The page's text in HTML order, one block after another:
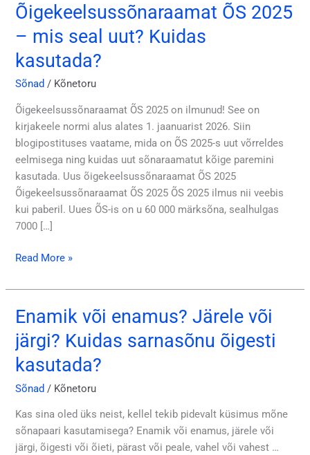
Õigekeelsussõnaraamat ÕS 2025
– mis seal uut? Kuidas
kasutada?
Sõnad / Kõnetoru
Õigekeelsussõnaraamat ÕS 2025 on ilmunud! See on
kirjakeele normi alus alates 1. jaanuarist 2026. Siin
blogipostituses vaatame, mida on ÕS 2025-s uut võrreldes
eelmisega ning kuidas uut sõnaraamatut kõige paremini
kasutada. Uus õigekeelsussõnaraamat ÕS 2025
Õigekeelsussõnaraamat ÕS 2025 ÕS 2025 ilmus nii veebis
kui paberil. Uues ÕS-is on u 60 000 märksõna, sealhulgas
7000 […]
Õigekeelsussõnaraamat
2025
–
seal
uut?
Kuidas
kasutada?
Read More »
Enamik või enamus? Järele või
järgi? Kuidas sarnasõnu õigesti
kasutada?
Sõnad / Kõnetoru
Kas sina oled üks neist, kellel tekib pidevalt küsimus mõne
sõnapaari kasutamisega? Enamik või enamus, järele või
järgi, õigesti või õieti, pärast või peale, vahel või vahest …
Enamik
enamus?
Järele
järgi?
Kuidas
sarnasõnu
õigesti